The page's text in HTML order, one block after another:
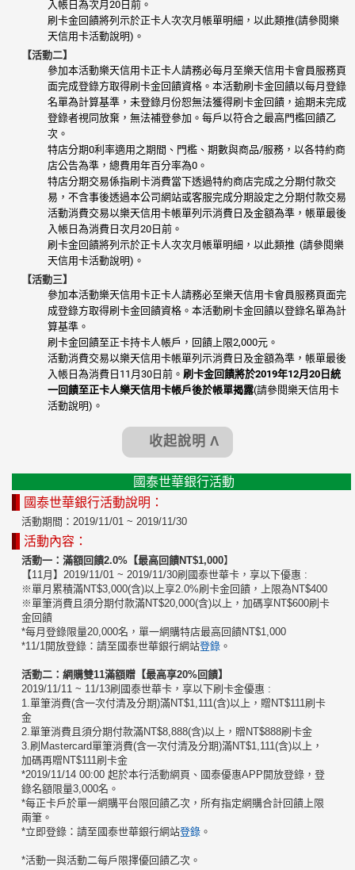
入帳日為次月20日前。
刷卡金回饋將列示於正卡人次次月帳單明細，以此類推(請參閱樂
天信用卡活動說明)。
【活動二】
參加本活動樂天信用卡正卡人請務必每月至樂天信用卡會員服務頁
面完成登錄方取得刷卡金回饋資格。本活動刷卡金回饋以每月登錄
名單為計算基準，未登錄月份恕無法獲得刷卡金回饋，逾期未完成
登錄者視同放棄，無法補登參加。每戶以符合之最高門檻回饋乙
次。
特店分期0利率適用之期間、門檻、期數與商品/服務，以各特約商
店公告為準，總費用年百分率為0。
特店分期交易係指刷卡消費當下透過特約商店完成之分期付款交
易，不含事後透過本公司網站或客服完成分期設定之分期付款交易
活動消費交易以樂天信用卡帳單列示消費日及金額為準，帳單最後
入帳日為消費日次月20日前。
刷卡金回饋將列示於正卡人次次月帳單明細，以此類推 (請參閱樂
天信用卡活動說明)。
【活動三】
參加本活動樂天信用卡正卡人請務必至樂天信用卡會員服務頁面完
成登錄方取得刷卡金回饋資格。本活動刷卡金回饋以登錄名單為計
算基準。
刷卡金回饋至正卡持卡人帳戶，回饋上限2,000元。
活動消費交易以樂天信用卡帳單列示消費日及金額為準，帳單最後
入帳日為消費日11月30日前。 刷卡金回饋將於2019年12月20日統
一回饋至正卡人樂天信用卡帳戶後於帳單揭露(請參閱樂天信用卡
活動說明)。
收起說明 Λ
國泰世華銀行活動
國泰世華銀行活動說明：
活動期間：2019/11/01 ~ 2019/11/30
活動內容：
活動一：滿額回饋2.0%【最高回饋NT$1,000】
【11月】2019/11/01 ~ 2019/11/30刷國泰世華卡，享以下優惠 :
※單月累積滿NT$3,000(含)以上享2.0%刷卡金回饋，上限為NT$400
※單筆消費且須分期付款滿NT$20,000(含)以上，加碼享NT$600刷卡
金回饋
*每月登錄限量20,000名，單一網購特店最高回饋NT$1,000
*11/1開放登錄：請至國泰世華銀行網站登錄 。
活動二：網購雙11滿額贈【最高享20%回饋】
2019/11/11 ~ 11/13刷國泰世華卡，享以下刷卡金優惠 :
1.單筆消費(含一次付清及分期)滿NT$1,111(含)以上，贈NT$111刷卡
金
2.單筆消費且須分期付款滿NT$8,888(含)以上，贈NT$888刷卡金
3.刷Mastercard單筆消費(含一次付清及分期)滿NT$1,111(含)以上，
加碼再贈NT$111刷卡金
*2019/11/14 00:00 起於本行活動網頁、國泰優惠APP開放登錄，登
錄名額限量3,000名。
*每正卡戶於單一網購平台限回饋乙次，所有指定網購合計回饋上限
兩筆。
*立即登錄：請至國泰世華銀行網站登錄 。
*活動一與活動二每戶限擇優回饋乙次。